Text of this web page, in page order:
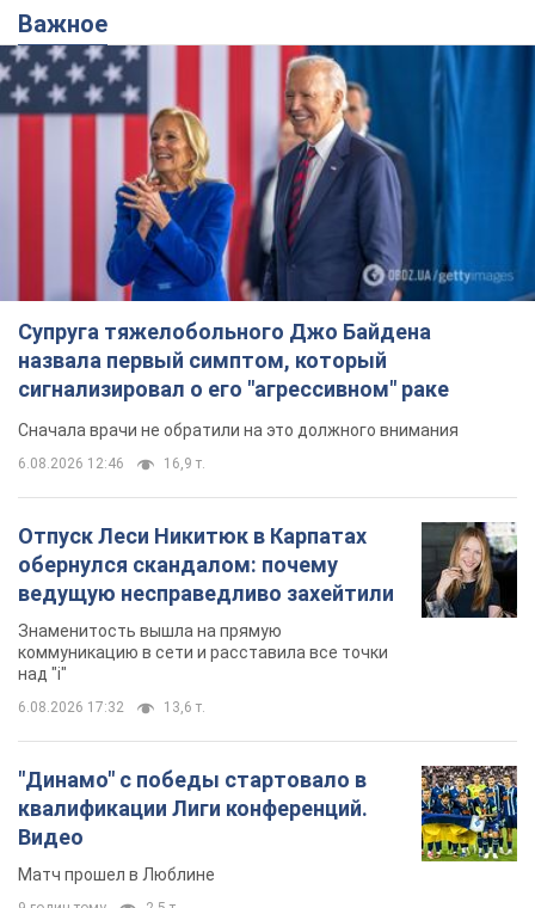
Важное
Супруга тяжелобольного Джо Байдена
назвала первый симптом, который
сигнализировал о его "агрессивном" раке
Сначала врачи не обратили на это должного внимания
6.08.2026 12:46 16,9 т.
Отпуск Леси Никитюк в Карпатах
обернулся скандалом: почему
ведущую несправедливо захейтили
Знаменитость вышла на прямую
коммуникацию в сети и расставила все точки
над "i"
6.08.2026 17:32 13,6 т.
"Динамо" с победы стартовало в
квалификации Лиги конференций.
Видео
Матч прошел в Люблине